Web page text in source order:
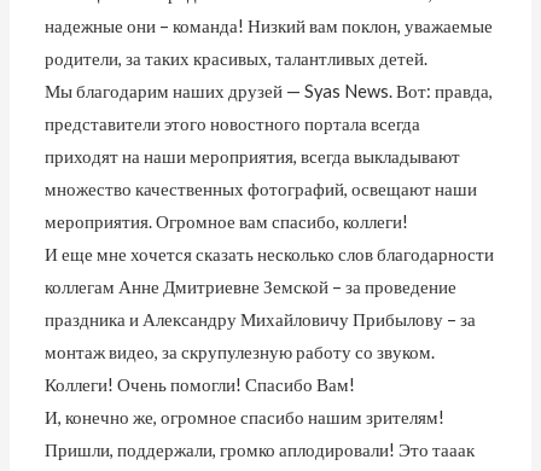
надежные они – команда! Низкий вам поклон, уважаемые
родители, за таких красивых, талантливых детей.
Мы благодарим наших друзей — Syas News. Вот: правда,
представители этого новостного портала всегда
приходят на наши мероприятия, всегда выкладывают
множество качественных фотографий, освещают наши
мероприятия. Огромное вам спасибо, коллеги!
И еще мне хочется сказать несколько слов благодарности
коллегам Анне Дмитриевне Земской – за проведение
праздника и Александру Михайловичу Прибылову – за
монтаж видео, за скрупулезную работу со звуком.
Коллеги! Очень помогли! Спасибо Вам!
И, конечно же, огромное спасибо нашим зрителям!
Пришли, поддержали, громко аплодировали! Это тааак